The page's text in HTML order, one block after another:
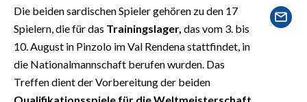
INFO AZIENDE
ABBONATI
ANNUNCI
NECROLOGI
Die beiden sardischen Spieler gehören zu den 17
Spielern, die für das Trainingslager, das vom 3. bis
10. August in Pinzolo im Val Rendena stattfindet, in
die Nationalmannschaft berufen wurden. Das
Treffen dient der Vorbereitung der beiden